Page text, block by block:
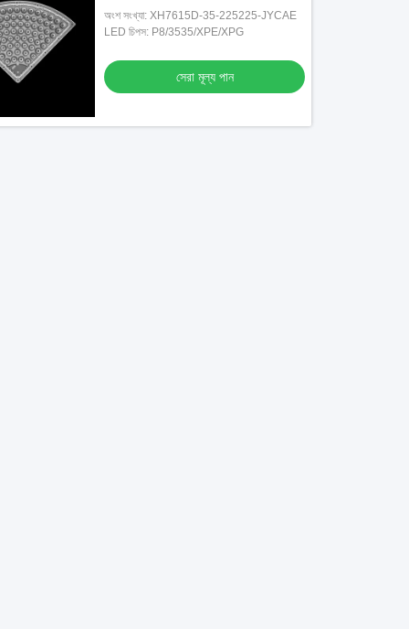
অংশ সংখ্যা: XH7615D-35-225225-JYCAE
LED চিপস: P8/3535/XPE/XPG
সেরা মূল্য পান